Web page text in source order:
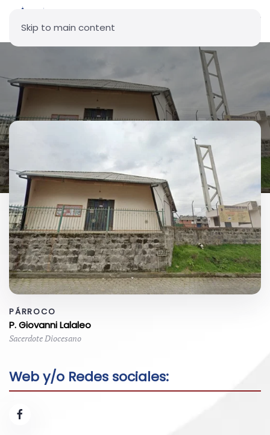
Skip to main content
Parroquia Nuestra Señora del
Cisne - Nuevos Horizontes
PÁRROCO
P. Giovanni Lalaleo
Sacerdote Diocesano
Web y/o Redes sociales: